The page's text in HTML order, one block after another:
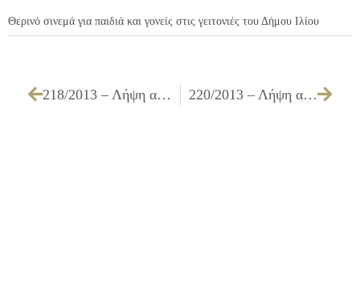
Θερινό σινεμά για παιδιά και γονείς στις γειτονιές του Δήμου Ιλίου
218/2013 – Λήψη απόφασης για την έγκριση του 3ου Ανακεφαλαιωτικού Πίνακα (Τελικού Τακτοποιητικού) του έργου ΓΕΝΙΚΗ ΣΥΝΤΗΡΗΣΗ ΣΧΟΛΙΚΩΝ ΚΤΙΡΙΩΝ ΤΟΥ ΔΗΜΟΥ ΕΡΓ. Δ2/2010 220/2013 – Λήψη απόφασης για την έγκριση πρωτοκόλλου προσωρινής & οριστικής παραλαβής του έργου ΣΥΝΤΗΡΗΣΗ ΣΧΟΛΙΚΩΝ ΚΤΙΡΙΩΝ ΤΟΥ ΔΗΜΟΥ ΕΡΓ. Δ1/07